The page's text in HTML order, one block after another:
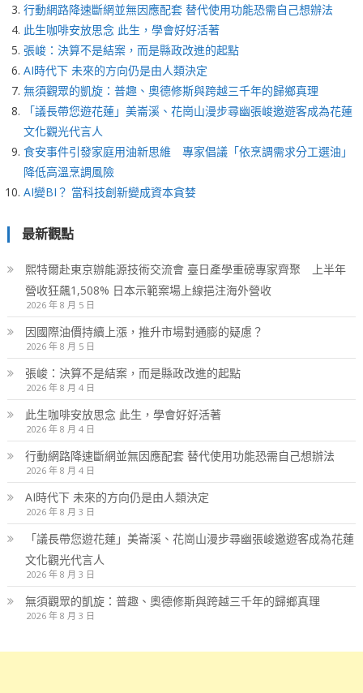
行動網路降速斷網並無因應配套 替代使用功能恐需自己想辦法
此生咖啡安放思念 此生，學會好好活著
張峻：決算不是結案，而是縣政改進的起點
AI時代下 未來的方向仍是由人類決定
無須觀眾的凱旋：普趣、奧德修斯與跨越三千年的歸鄉真理
「議長帶您遊花蓮」美崙溪、花崗山漫步尋幽張峻邀遊客成為花蓮
文化觀光代言人
食安事件引發家庭用油新思維 專家倡議「依烹調需求分工選油」
降低高溫烹調風險
AI變BI？ 當科技創新變成資本貪婪
最新觀點
熙特爾赴東京辦能源技術交流會 臺日產學重磅專家齊聚 上半年
營收狂飆1,508% 日本示範案場上線挹注海外營收
2026 年 8 月 5 日
因國際油價持續上漲，推升市場對通膨的疑慮？
2026 年 8 月 5 日
張峻：決算不是結案，而是縣政改進的起點
2026 年 8 月 4 日
此生咖啡安放思念 此生，學會好好活著
2026 年 8 月 4 日
行動網路降速斷網並無因應配套 替代使用功能恐需自己想辦法
2026 年 8 月 4 日
AI時代下 未來的方向仍是由人類決定
2026 年 8 月 3 日
「議長帶您遊花蓮」美崙溪、花崗山漫步尋幽張峻邀遊客成為花蓮
文化觀光代言人
2026 年 8 月 3 日
無須觀眾的凱旋：普趣、奧德修斯與跨越三千年的歸鄉真理
2026 年 8 月 3 日